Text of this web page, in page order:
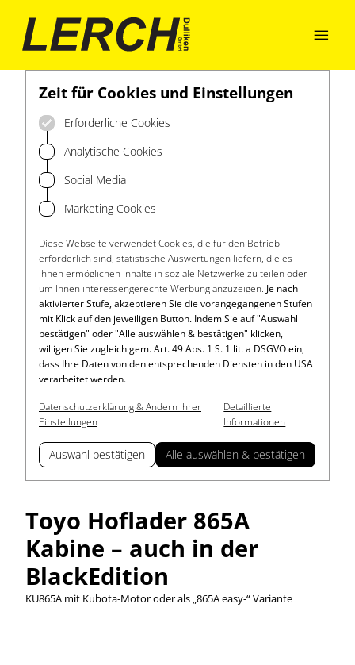

Zeit für Cookies und Einstellungen
Erforderliche Cookies
Analytische Cookies
Social Media
Marketing Cookies
Diese Webseite verwendet Cookies, die für den Betrieb
erforderlich sind, statistische Auswertungen liefern, die es
Ihnen ermöglichen Inhalte in soziale Netzwerke zu teilen oder
um Ihnen interessengerechte Werbung anzuzeigen. Je nach
aktivierter Stufe, akzeptieren Sie die vorangegangenen Stufen
mit Klick auf den jeweiligen Button. Indem Sie auf "Auswahl
bestätigen" oder "Alle auswählen & bestätigen" klicken,
willigen Sie zugleich gem. Art. 49 Abs. 1 S. 1 lit. a DSGVO ein,
dass Ihre Daten von den entsprechenden Diensten in den USA
verarbeitet werden.
Datenschutzerklärung & Ändern Ihrer
Einstellungen
Detaillierte
Informationen
Auswahl bestätigen Alle auswählen & bestätigen
Toyo Hoflader 865A
Kabine – auch in der
BlackEdition
KU865A mit Kubota-Motor oder als „865A easy-“ Variante